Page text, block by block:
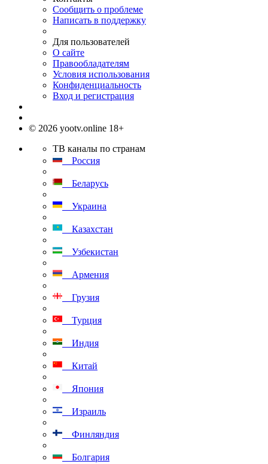
Сообщить о проблеме
Написать в поддержку
Для пользователей
О сайте
Правообладателям
Условия использования
Конфиденциальность
Вход и регистрация
© 2026 yootv.online 18+
ТВ каналы по странам
Россия
Беларусь
Украина
Казахстан
Узбекистан
Армения
Грузия
Турция
Индия
Китай
Япония
Израиль
Финляндия
Болгария